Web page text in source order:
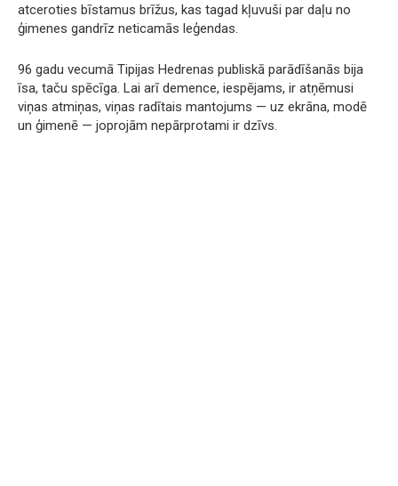
atceroties bīstamus brīžus, kas tagad kļuvuši par daļu no
ģimenes gandrīz neticamās leģendas.
96 gadu vecumā Tipijas Hedrenas publiskā parādīšanās bija
īsa, taču spēcīga. Lai arī demence, iespējams, ir atņēmusi
viņas atmiņas, viņas radītais mantojums — uz ekrāna, modē
un ģimenē — joprojām nepārprotami ir dzīvs.